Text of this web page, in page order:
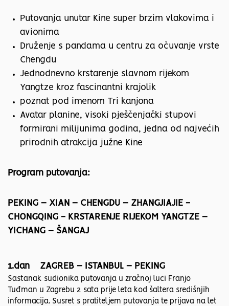
Putovanja unutar Kine super brzim vlakovima i
avionima
Druženje s pandama u centru za očuvanje vrste
Chengdu
Jednodnevno krstarenje slavnom rijekom
Yangtze kroz fascinantni krajolik
poznat pod imenom Tri kanjona
Avatar planine, visoki pješčenjački stupovi
formirani milijunima godina, jedna od najvećih
prirodnih atrakcija južne Kine
Program putovanja:
PEKING – XIAN – CHENGDU – ZHANGJIAJIE -
CHONGQING - KRSTARENJE RIJEKOM YANGTZE –
YICHANG – ŠANGAJ
1.dan ZAGREB – ISTANBUL – PEKING
Sastanak sudionika putovanja u zračnoj luci Franjo
Tuđman u Zagrebu 2 sata prije leta kod šaltera središnjih
informacija. Susret s pratiteljem putovanja te prijava na let